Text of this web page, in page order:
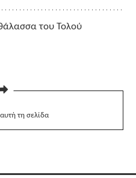
του Τολού
τη σελίδα